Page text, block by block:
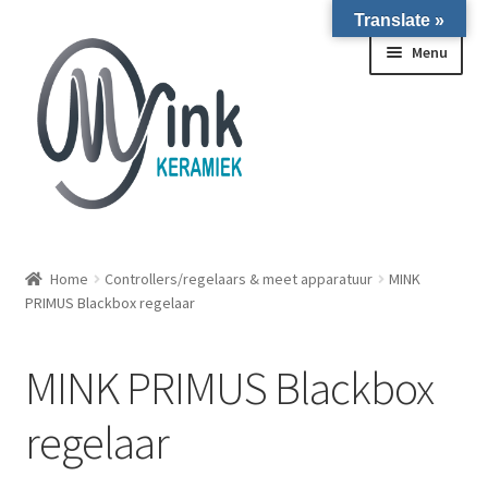
Ga door naar navigatie
Ga naar de inhoud
Menu
WIERINGERWERF
Over ons
Winkel
Home Controllers/regelaars & meet apparatuur
MINK
PRIMUS Blackbox regelaar
MINK PRIMUS Blackbox
regelaar
Translate »